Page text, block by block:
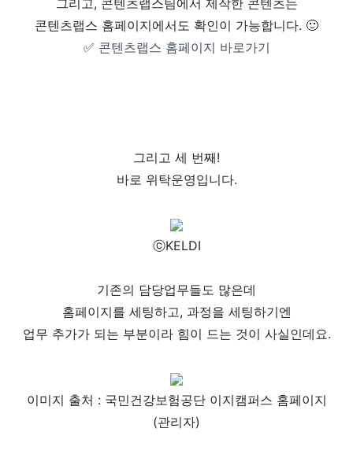
그리고, 콘텐츠랩스팀에서 제작한 콘텐츠는
콘텐츠랩스 홈페이지에서도 확인이 가능합니다. 🙂
✅ 콘텐츠랩스 홈페이지 바로가기
그리고 세 번째!
바로 위탁운영입니다.
ⓒKELDI
기존의 담당업무들도 많은데
홈페이지를 세팅하고, 과정을 세팅하기엔
업무 추가가 되는 부분이라 힘이 드는 것이 사실인데요.
이미지 출처 : 국민건강보험공단 이지캠퍼스 홈페이지
(관리자)